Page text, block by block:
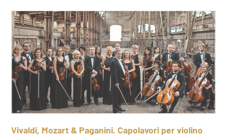
Vivaldi, Mozart & Paganini. Capolavori per violino